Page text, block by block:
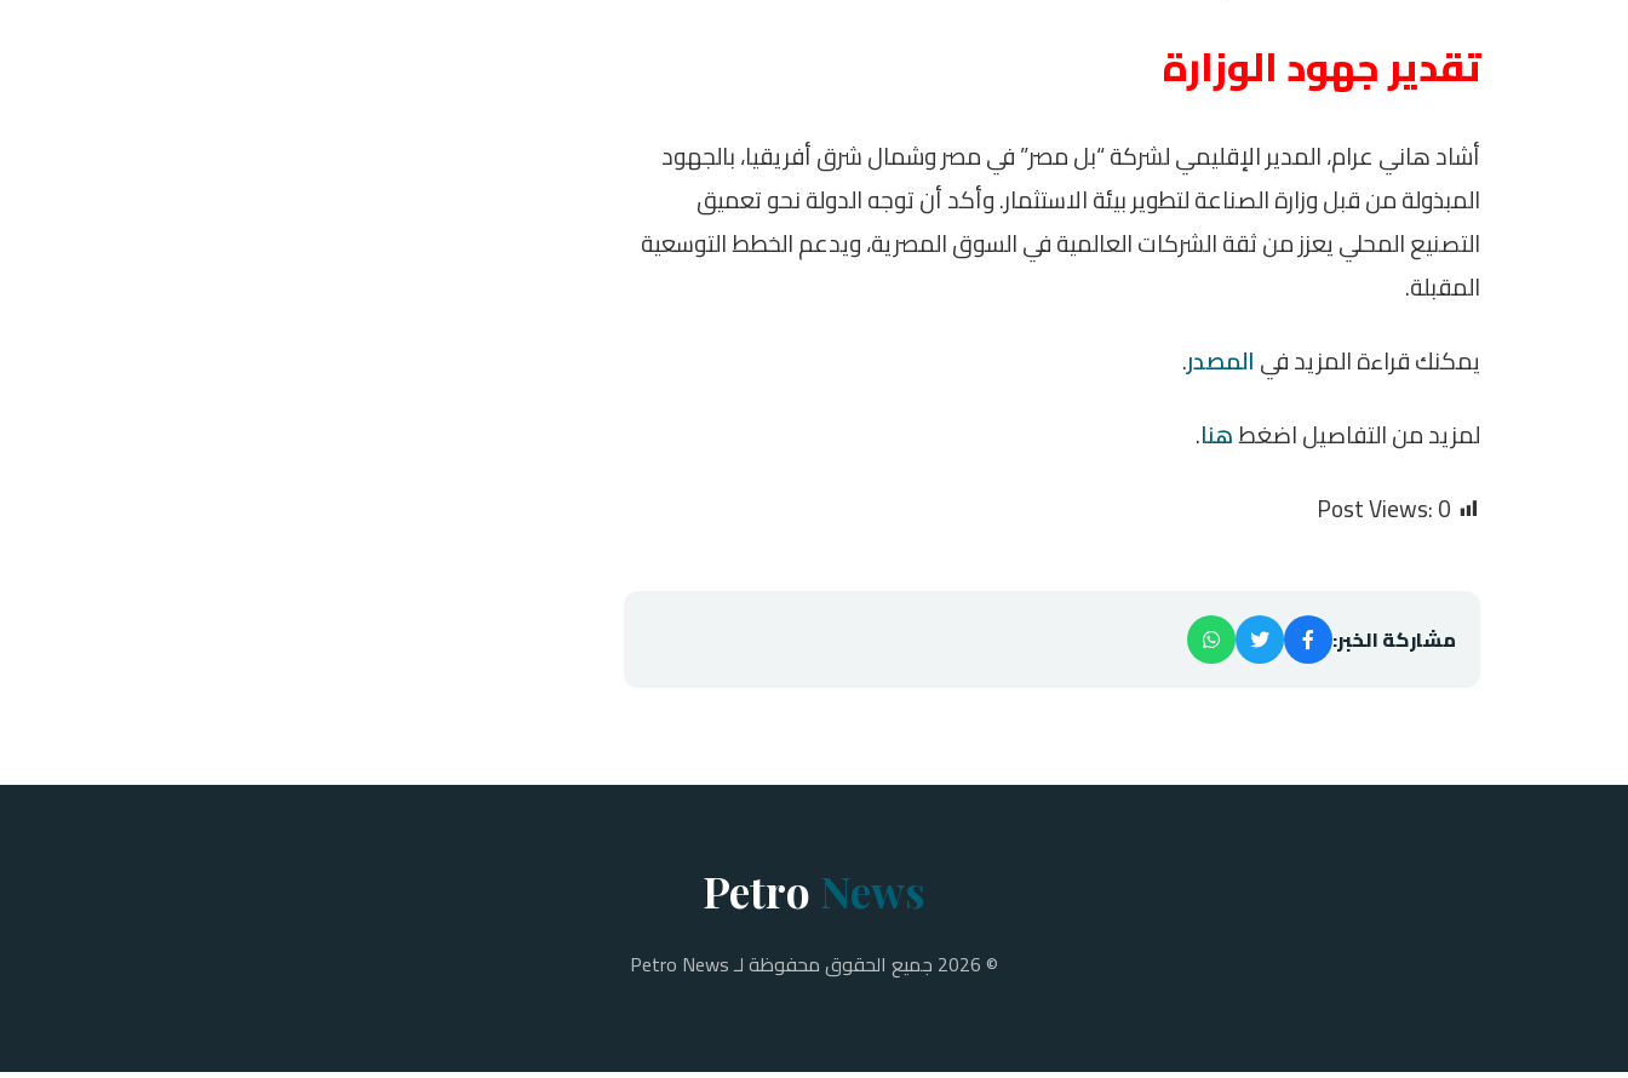
تقدير جهود الوزارة
أشاد هاني عرام، المدير الإقليمي لشركة “بل مصر” في مصر وشمال شرق أفريقيا، بالجهود
المبذولة من قبل وزارة الصناعة لتطوير بيئة الاستثمار. وأكد أن توجه الدولة نحو تعميق
التصنيع المحلي يعزز من ثقة الشركات العالمية في السوق المصرية، ويدعم الخطط التوسعية
المقبلة.
يمكنك قراءة المزيد فيالمصدر.
لمزيد من التفاصيل اضغطهنا.
Post Views:0
مشاركة الخبر:
Petro News
© 2026 جميع الحقوق محفوظة لـ Petro News